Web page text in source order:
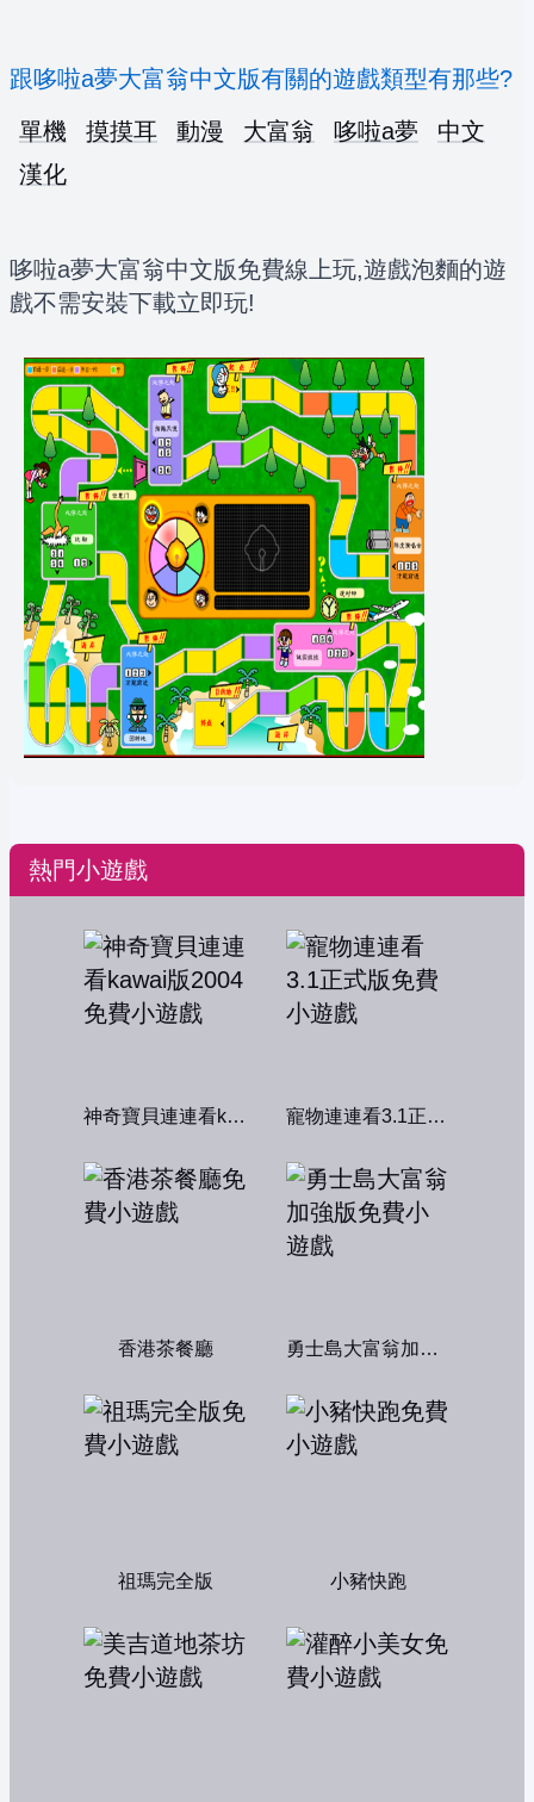
跟哆啦a夢大富翁中文版有關的遊戲類型有那些?
單機
摸摸耳 動漫 大富翁 哆啦a夢
中文
漢化
哆啦a夢大富翁中文版免費線上玩,遊戲泡麵的遊
戲不需安裝下載立即玩!
熱門小遊戲
神奇寶貝連連看kawai版2004 寵物連連看3.1正式版
香港茶餐廳 勇士島大富翁加強版
祖瑪完全版 小豬快跑